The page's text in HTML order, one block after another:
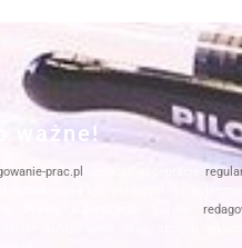
ważne!
prac.pl
mogą być wykorzystane
użytkowanie oraz sposób